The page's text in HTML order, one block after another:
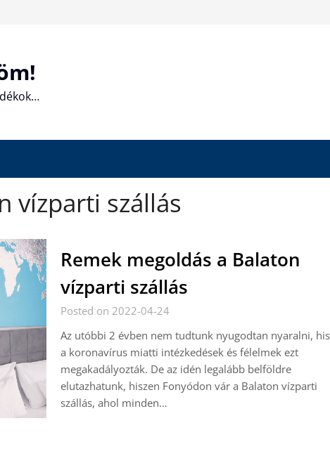
vízparti szállás
Remek megoldás a Balaton
vízparti szállás
Posted on 2022-04-24
Az utóbbi 2 évben nem tudtunk nyugodtan nyaralni,
a koronavírus miatti intézkedések és félelmek ezt
megakadályozták. De az idén legalább belföldre
elutazhatunk, hiszen Fonyódon vár a Balaton vízparti
szállás, ahol minden…